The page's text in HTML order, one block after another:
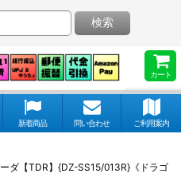
カート
検索
新着商品 問い合わせ ご利用案内
ダ【TDR】{DZ-SS15/013R}《ドラゴ